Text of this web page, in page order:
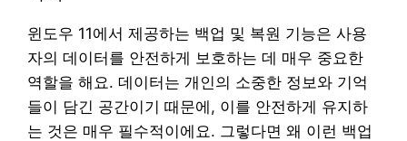
윈도우 11에서 제공하는 백업 및 복원 기능은 사용
자의 데이터를 안전하게 보호하는 데 매우 중요한
역할을 해요. 데이터는 개인의 소중한 정보와 기억
들이 담긴 공간이기 때문에, 이를 안전하게 유지하
는 것은 매우 필수적이에요. 그렇다면 왜 이런 백업